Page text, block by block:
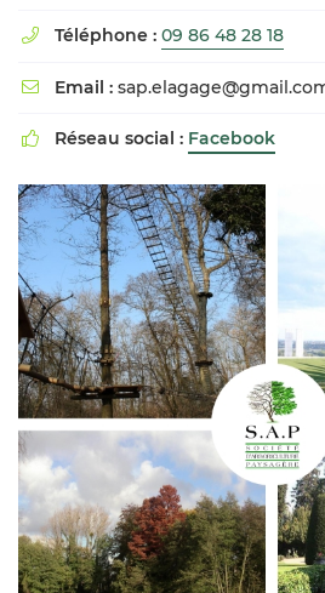
 Téléphone : 09 86 48 28 18
 Email :
 Réseau social : Facebook